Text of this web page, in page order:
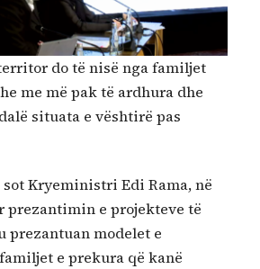
do të nisë nga familjet
me më pak të ardhura dhe
situata e vështirë pas
Kryeministri Edi Rama, në
prezantimin e projekteve të
modelet e
e prekura që kanë